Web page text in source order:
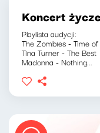
Koncert
Playlista audycji:
The Zombies - Time
Tina Turner - The Best
Madonna - Nothing...